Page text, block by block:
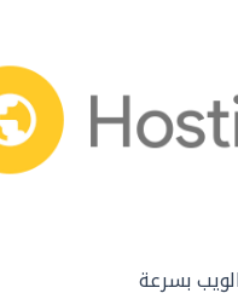
بسرعة